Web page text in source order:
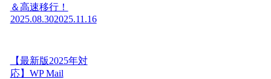
＆高速移行！
2025.08.302025.11.16
【最新版2025年対
応】WP Mail